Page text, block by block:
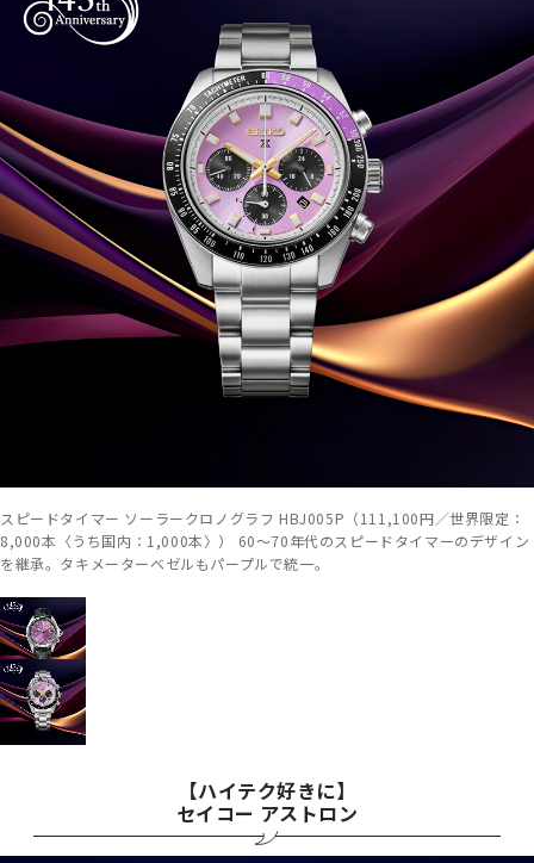
スピードタイマー ソーラークロノグラフ HBJ005P（111,100円／世界限定：
8,000本〈うち国内：1,000本〉） 60～70年代のスピードタイマーのデザイン
を継承。タキメーターベゼルもパープルで統一。
【ハイテク好きに】
セイコー アストロン